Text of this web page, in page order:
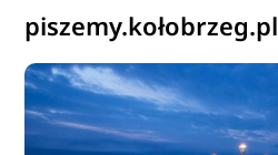
piszemy.kołobrzeg.pl